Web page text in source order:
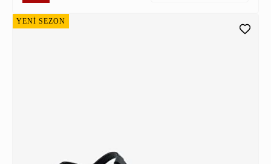
YENİ SEZON